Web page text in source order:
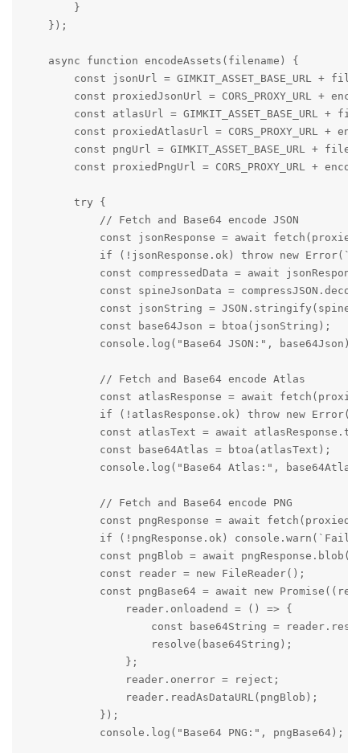
        }
    });
    async function encodeAssets(filename) {
const jsonUrl = GIMKIT_ASSET_BASE_URL +
const proxiedJsonUrl = CORS_PROXY_URL +
const atlasUrl = GIMKIT_ASSET_BASE_URL +
const proxiedAtlasUrl = CORS_PROXY_URL +
const pngUrl = GIMKIT_ASSET_BASE_URL +
const proxiedPngUrl = CORS_PROXY_URL +
        try {
            // Fetch and Base64 encode JSON
const jsonResponse = await
if (!jsonResponse.ok) throw new
const compressedData = await
const spineJsonData =
const jsonString =
            const base64Json = btoa(jsonString);
            console.log("Base64 JSON:", base64Json);
            // Fetch and Base64 encode Atlas
const atlasResponse = await
if (!atlasResponse.ok) throw new
const atlasText = await
            const base64Atlas = btoa(atlasText);
console.log("Base64 Atlas:",
            // Fetch and Base64 encode PNG
const pngResponse = await
if (!pngResponse.ok)
const pngBlob = await
            const reader = new FileReader();
const pngBase64 = await new
                reader.onloadend = () => {
const base64String =
                    resolve(base64String);
                };
                reader.onerror = reject;
                reader.readAsDataURL(pngBlob);
            });
            console.log("Base64 PNG:", pngBase64);